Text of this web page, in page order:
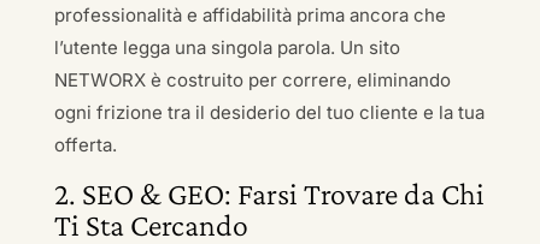
professionalità e affidabilità prima ancora che
l’utente legga una singola parola. Un sito
NETWORX è costruito per correre, eliminando
ogni frizione tra il desiderio del tuo cliente e la tua
offerta.
2. SEO & GEO: Farsi Trovare da Chi
Ti Sta Cercando